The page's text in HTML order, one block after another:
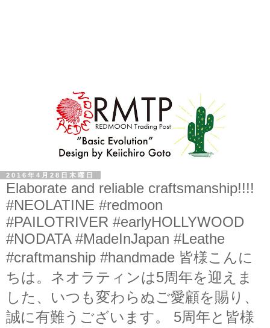
2016年4月28日木曜日
Elaborate and reliable craftsmanship!!!!
#NEOLATINE #redmoon
#PAILOTRIVER #earlyHOLLYWOOD
#NODATA #MadeInJapan #Leathe
#craftmanship #handmade 皆様こんに
ちは。ネオラティンは5周年を迎えま
した、いつも変わらぬご愛顧を賜り、
誠に有難うございます。 5周年と皆様